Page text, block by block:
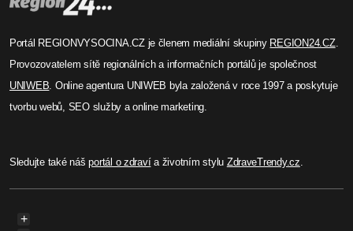
Portál REGIONVYSOCINA.CZ je členem mediální skupiny REGION24.CZ.
Provozovatelem sítě regionálních a informačních portálů je společnost
UNIWEB . Online agentura UNIWEB byla založená v roce 1997 a poskytuje
tvorbu webů, SEO služby a online marketing.
Sledujte také nášportál o zdravía životním stylu ZdraveTrendy.cz
+